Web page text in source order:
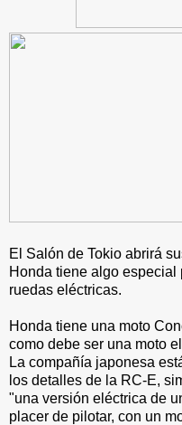
El Salón de Tokio abrirá
Honda tiene algo
ruedas eléctricas.
Honda tiene una moto
como debe ser una moto
La compañía japonesa
los detalles de la RC-E,
"una versión eléctrica de
placer de pilotar, con un